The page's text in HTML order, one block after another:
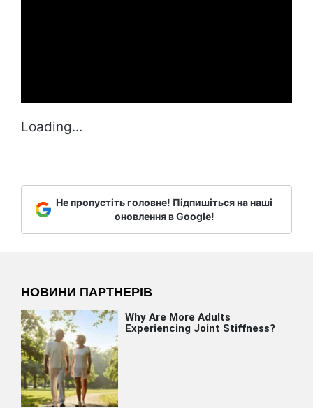
Loading...
Не пропустіть головне! Підпишіться на наші
оновлення в Google!